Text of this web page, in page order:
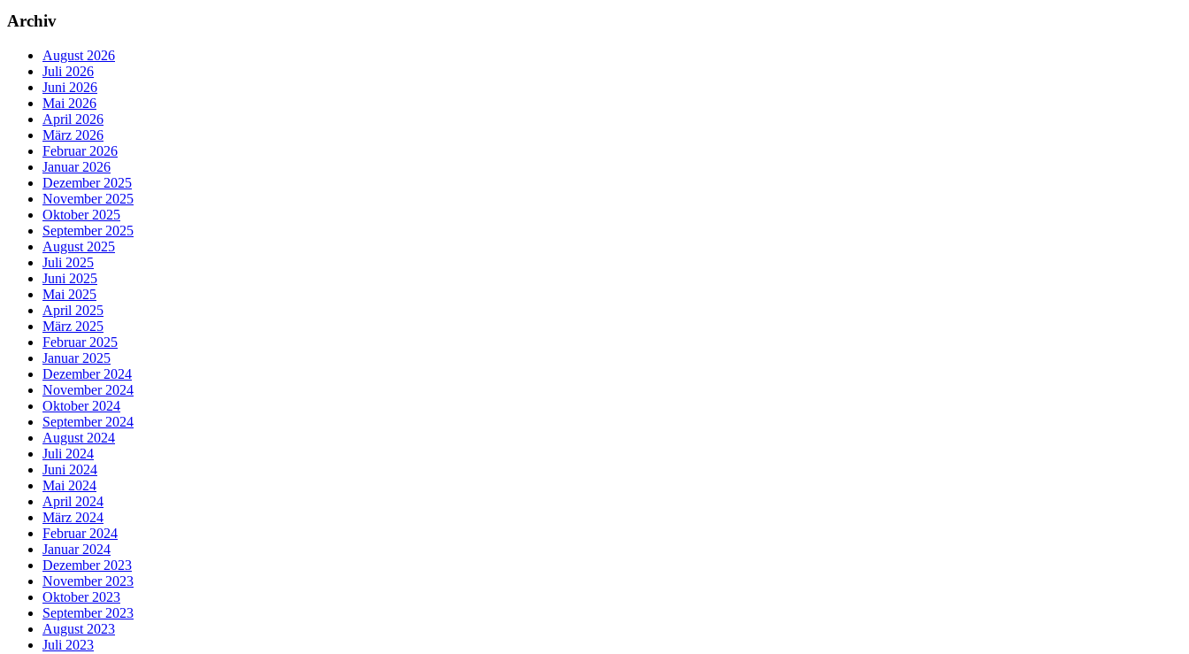
Archiv
August 2026
Juli 2026
Juni 2026
Mai 2026
April 2026
März 2026
Februar 2026
Januar 2026
Dezember 2025
November 2025
Oktober 2025
September 2025
August 2025
Juli 2025
Juni 2025
Mai 2025
April 2025
März 2025
Februar 2025
Januar 2025
Dezember 2024
November 2024
Oktober 2024
September 2024
August 2024
Juli 2024
Juni 2024
Mai 2024
April 2024
März 2024
Februar 2024
Januar 2024
Dezember 2023
November 2023
Oktober 2023
September 2023
August 2023
Juli 2023